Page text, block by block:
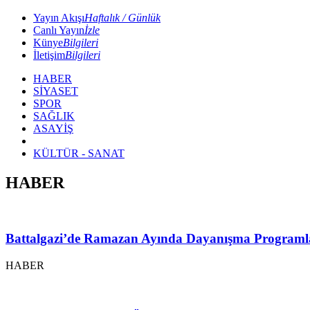
Yayın AkışıHaftalık / Günlük
Canlı Yayınİzle
KünyeBilgileri
İletişimBilgileri
HABER
SİYASET
SPOR
SAĞLIK
ASAYİŞ
KÜLTÜR - SANAT
HABER
Battalgazi’de Ramazan Ayında Dayanışma
HABER